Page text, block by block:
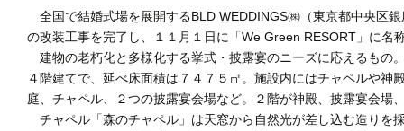
全国で結婚式場を展開するBLD WEDDINGS㈱（東京都中央区
の改装工事を完了し、１１月１日に「We Green RESORT」に名
建物の老朽化と多様化する挙式・披露宴のニーズに応えるもの
４階建てで、延べ床面積は７４７５㎡。施設内にはチャペルや
庭、チャペル、２つの披露宴会場など。２階が神殿、披露宴会
チャペル「森のチャペル」は天窓から自然光が差し込む造りを